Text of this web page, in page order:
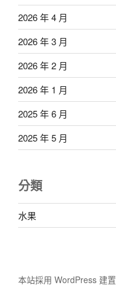
2026 年 4 月
2026 年 3 月
2026 年 2 月
2026 年 1 月
2025 年 6 月
2025 年 5 月
分類
水果
本站採用 WordPress 建置